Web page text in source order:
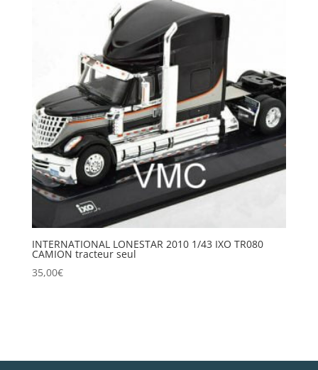
INTERNATIONAL LONESTAR 2010 1/43 IXO TR080
CAMION tracteur seul
35,00€